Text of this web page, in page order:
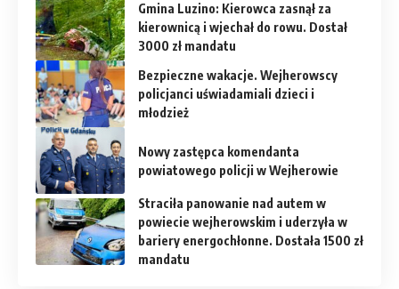
Gmina Luzino: Kierowca zasnął za
kierownicą i wjechał do rowu. Dostał
3000 zł mandatu
Bezpieczne wakacje. Wejherowscy
policjanci uświadamiali dzieci i
młodzież
Nowy zastępca komendanta
powiatowego policji w Wejherowie
Straciła panowanie nad autem w
powiecie wejherowskim i uderzyła w
bariery energochłonne. Dostała 1500 zł
mandatu